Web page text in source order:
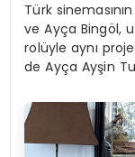
Türk
ve Ayça Bingöl,
rolüyle aynı
de Ayça Ayşin